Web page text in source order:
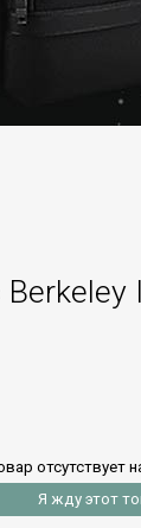
отсутствует
Я жду этот